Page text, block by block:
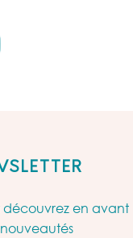
découvrez en avant